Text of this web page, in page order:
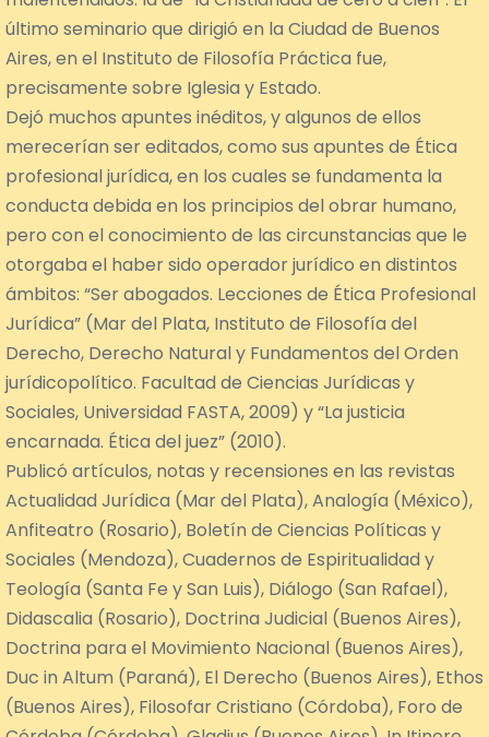
último seminario que dirigió en la Ciudad de Buenos
Aires, en el Instituto de Filosofía Práctica fue,
precisamente sobre Iglesia y Estado.
Dejó muchos apuntes inéditos, y algunos de ellos
merecerían ser editados, como sus apuntes de Ética
profesional jurídica, en los cuales se fundamenta la
conducta debida en los principios del obrar humano,
pero con el conocimiento de las circunstancias que le
otorgaba el haber sido operador jurídico en distintos
ámbitos: “Ser abogados. Lecciones de Ética Profesional
Jurídica” (Mar del Plata, Instituto de Filosofía del
Derecho, Derecho Natural y Fundamentos del Orden
jurídicopolítico. Facultad de Ciencias Jurídicas y
Sociales, Universidad FASTA, 2009) y “La justicia
encarnada. Ética del juez” (2010).
Publicó artículos, notas y recensiones en las revistas
Actualidad Jurídica (Mar del Plata), Analogía (México),
Anfiteatro (Rosario), Boletín de Ciencias Políticas y
Sociales (Mendoza), Cuadernos de Espiritualidad y
Teología (Santa Fe y San Luis), Diálogo (San Rafael),
Didascalia (Rosario), Doctrina Judicial (Buenos Aires),
Doctrina para el Movimiento Nacional (Buenos Aires),
Duc in Altum (Paraná), El Derecho (Buenos Aires), Ethos
(Buenos Aires), Filosofar Cristiano (Córdoba), Foro de